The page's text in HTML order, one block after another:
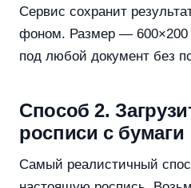
Сервис сохранит
фоном. Размер — 600×200
под любой документ без
Способ 2.
росписи с бумаги
Самый реалистичный